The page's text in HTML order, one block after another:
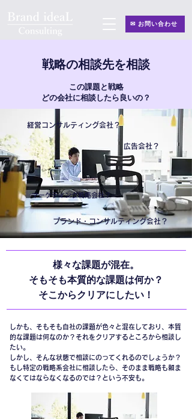
✉ お問い合わせ
戦略の相談先を相談
この課題と戦略
どの会社に相談したら良いの？
経営コンサルティング会社？
広告会社？
マーケティング戦略会社？
ブランド・コンサルティング会社？
様々な課題が混在。
そもそも本質的な課題は何か？
そこからクリアにしたい！
しかも、そもそも自社の課題が色々と混在しており、本質
的な課題は何なのか？それをクリアするところから相談し
たい。
しかし、そんな状態で相談にのってくれるのでしょうか？
もし特定の戦略系会社に相談したら、そのまま戦略も頼ま
なくてはならなくなるのでは？という不安も。